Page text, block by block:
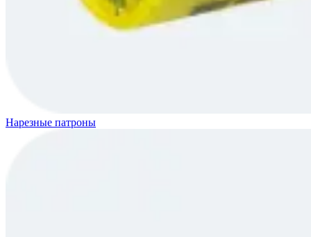
Нарезные патроны